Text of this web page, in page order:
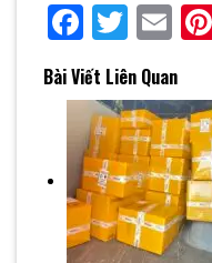
Bài Viết Liên Quan